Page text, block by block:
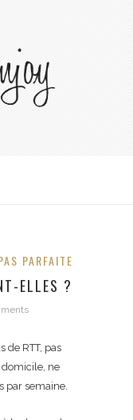
PARFAITE
ELLES ?
de RTT, pas
domicile, ne
par semaine.